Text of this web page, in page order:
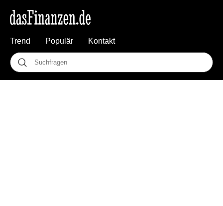
Trend Populär Kontakt